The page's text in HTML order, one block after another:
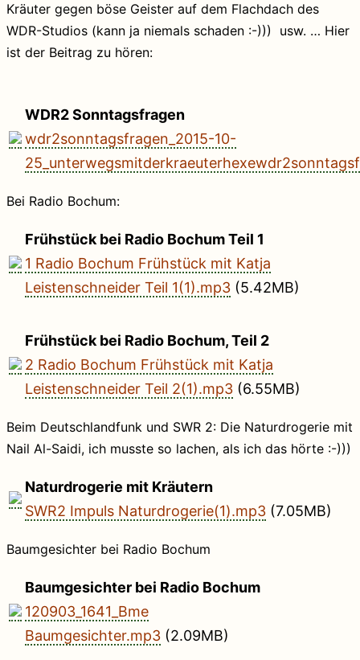
Kräuter gegen böse Geister auf dem Flachdach des
WDR-Studios (kann ja niemals schaden :-))) usw. … Hier
ist der Beitrag zu hören:
WDR2 Sonntagsfragen
wdr2sonntagsfragen_2015-10-
Bei Radio Bochum:
Frühstück bei Radio Bochum Teil 1
1 Radio Bochum Frühstück mit Katja
Leistenschneider Teil 1(1).mp3 (5.42MB)
Frühstück bei Radio Bochum, Teil 2
2 Radio Bochum Frühstück mit Katja
Leistenschneider Teil 2(1).mp3 (6.55MB)
Beim Deutschlandfunk und SWR 2: Die Naturdrogerie mit
Nail Al-Saidi, ich musste so lachen, als ich das hörte :-)))
Naturdrogerie mit Kräutern
SWR2 Impuls Naturdrogerie(1).mp3 (7.05MB)
Baumgesichter bei Radio Bochum
Baumgesichter bei Radio Bochum
120903_1641_Bme
Baumgesichter.mp3 (2.09MB)